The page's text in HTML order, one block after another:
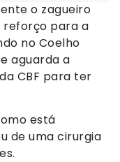
o zagueiro
reforço para a
no Coelho
aguarda a
CBF para ter
está
de uma cirurgia